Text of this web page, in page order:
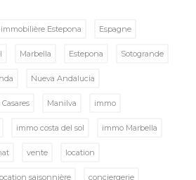
immobilière Estepona Espagne
Marbella Estepona Sotogrande
Nueva Andalucia
Casares Manilva immo
immo costa del sol immo Marbella
vente location
saisonnière conciergerie